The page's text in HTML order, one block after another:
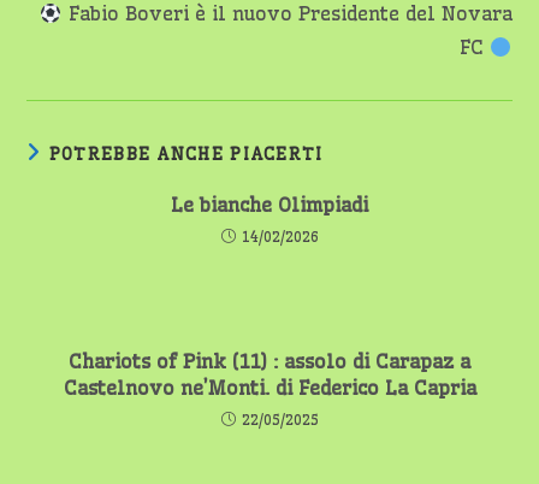
Fabio Boveri è il nuovo Presidente del Novara
FC
POTREBBE ANCHE PIACERTI
Le bianche Olimpiadi
14/02/2026
Chariots of Pink (11) : assolo di Carapaz a
Castelnovo ne’Monti. di Federico La Capria
22/05/2025